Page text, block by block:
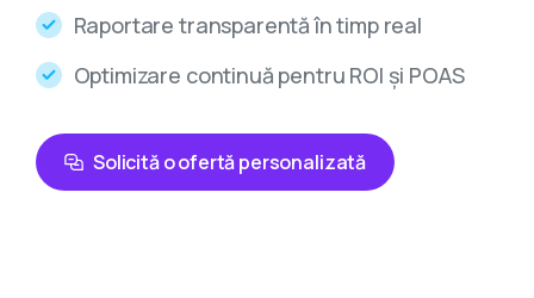
Raportare transparentă în timp real
Optimizare continuă pentru ROI și POAS
Solicită o ofertă personalizată